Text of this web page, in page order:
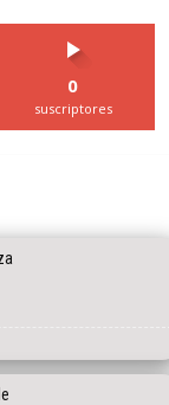
0
suscriptores